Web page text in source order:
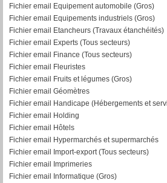
Fichier email Equipement automobile (Gros)
Fichier email Equipements industriels (Gros)
Fichier email Etancheurs (Travaux étanchéités)
Fichier email Experts (Tous secteurs)
Fichier email Finance (Tous secteurs)
Fichier email Fleuristes
Fichier email Fruits et légumes (Gros)
Fichier email Géomètres
Fichier email Handicape (Hébergements et
Fichier email Holding
Fichier email Hôtels
Fichier email Hypermarchés et supermarchés
Fichier email Import-export (Tous secteurs)
Fichier email Imprimeries
Fichier email Informatique (Gros)